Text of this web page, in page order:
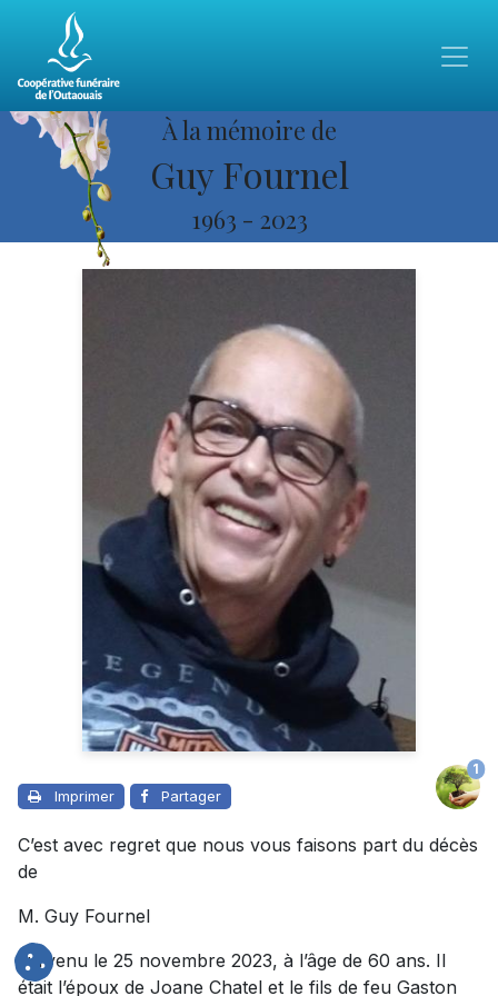
À la mémoire de
Guy Fournel
1963 - 2023
Imprimer Partager
1
C’est avec regret que nous vous faisons part du décès
de
M. Guy Fournel
survenu le 25 novembre 2023, à l’âge de 60 ans. Il
était l’époux de Joane Chatel et le fils de feu Gaston